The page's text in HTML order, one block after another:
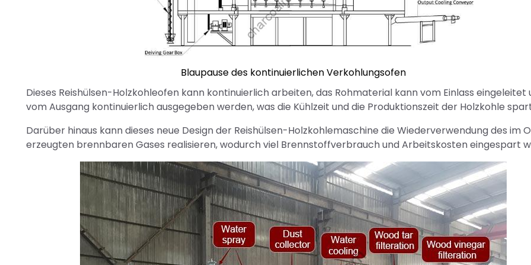
Blaupause des kontinuierlichen Verkohlungsofen
Dieses Reishülsen-Holzkohleofen kann kontinuierlich arbeiten, das Rohmaterial kann vom Einlass eingeleitet
vom Ausgang kontinuierlich ausgegeben werden, was die Kühlzeit und die Produktionszeit der Holzkohle
Darüber hinaus kann dieses neue Design der Reishülsen-Holzkohlemaschine die Wiederverwendung des im
erzeugten brennbaren Gases realisieren, wodurch viel Brennstoffverbrauch und Arbeitskosten eingespart